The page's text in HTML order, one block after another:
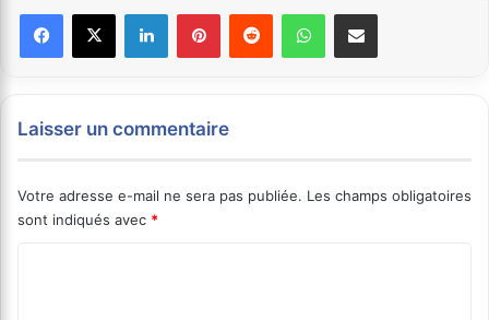
Laisser un commentaire
Votre adresse e-mail ne sera pas publiée. Les champs obligatoires
sont indiqués avec *